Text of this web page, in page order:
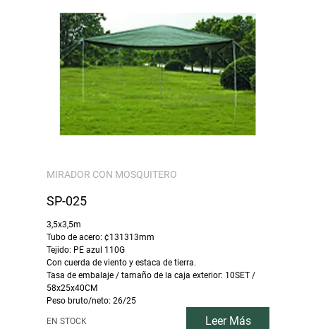
MIRADOR CON MOSQUITERO
SP-025
3,5x3,5m
Tubo de acero: ¢131313mm
Tejido: PE azul 110G
Con cuerda de viento y estaca de tierra.
Tasa de embalaje / tamaño de la caja exterior: 10SET /
58x25x40CM
Peso bruto/neto: 26/25
EN STOCK Leer Más